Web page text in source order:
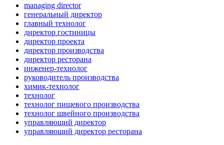
managing director
генеральный директор
главный технолог
директор гостиницы
директор проекта
директор производства
директор ресторана
инженер-технолог
руководитель производства
химик-технолог
технолог
технолог пищевого производства
технолог швейного производства
управляющий директор
управляющий директор ресторана